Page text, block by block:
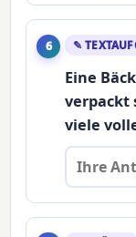
6 ✎
Eine
verpackt
viele